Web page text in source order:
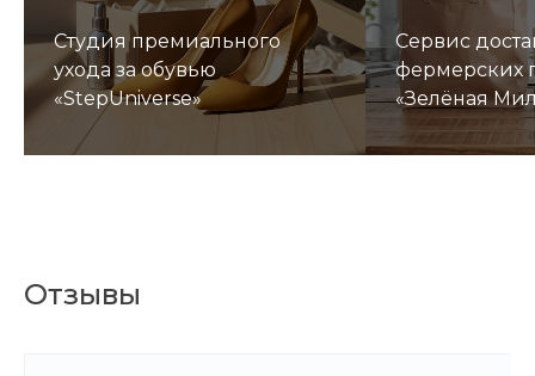
Студия премиального
ухода за обувью
«StepUniverse»
Сервис
фермерских
«Зелёная
Отзывы